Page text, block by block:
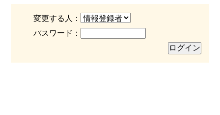
変更する人：
パスワード：